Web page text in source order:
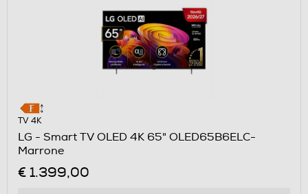
TV 4K
LG - Smart TV OLED 4K 65" OLED65B6ELC-
Marrone
€ 1.399,00